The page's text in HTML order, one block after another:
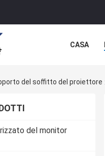
CASA
del soffitto del proiettore
del monitor